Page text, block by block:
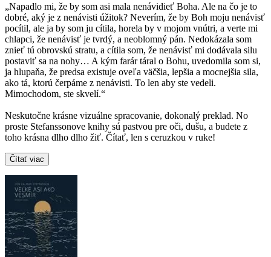
„Napadlo mi, že by som asi mala nenávidieť Boha. Ale na čo je to
dobré, aký je z nenávisti úžitok? Neverím, že by Boh moju nenávisť
pocítil, ale ja by som ju cítila, horela by v mojom vnútri, a verte mi
chlapci, že nenávisť je tvrdý, a neoblomný pán. Nedokázala som
znieť tú obrovskú stratu, a cítila som, že nenávisť mi dodávala silu
postaviť sa na nohy… A kým farár táral o Bohu, uvedomila som si,
ja hlupaňa, že predsa existuje oveľa väčšia, lepšia a mocnejšia sila,
ako tá, ktorú čerpáme z nenávisti. To len aby ste vedeli.
Mimochodom, ste skvelí.“
Neskutočne krásne vizuálne spracovanie, dokonalý preklad. No
proste Stefanssonove knihy sú pastvou pre oči, dušu, a budete z
toho krásna dlho dlho žiť. Čítať, len s ceruzkou v ruke!
Čítať viac